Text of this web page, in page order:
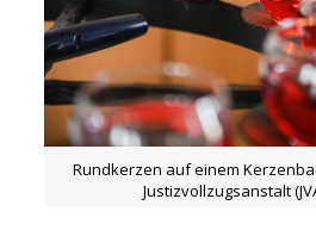
Rundkerzen auf einem
Justizvollzugsanstalt